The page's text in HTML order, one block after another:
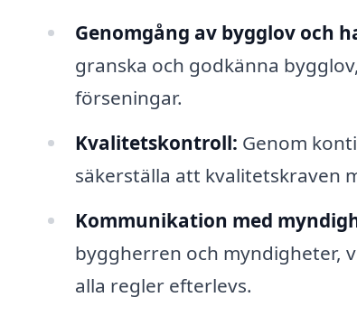
Genomgång av bygglov och
granska och godkänna
förseningar.
Kvalitetskontroll: Genom
säkerställa att kvalitetskraven
Kommunikation med
byggherren och myndigheter,
alla regler efterlevs.